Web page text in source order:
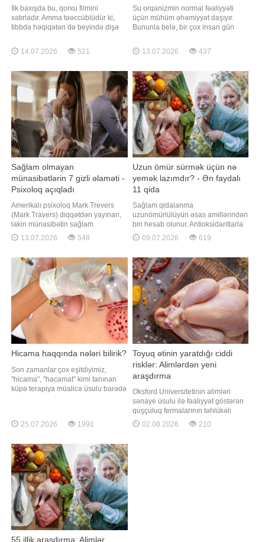
İlk baxışda bu, qorxu filmini
xatırladır. Amma təəccüblüdür ki,
tibbdə həqiqətən də beyində dişə
çox nadir hallar təsvir olunub.
BİG.AZ -a istinadən xəbər verir ki,
Bunun səbəbi adətən teratoma
adlanan çox nadir bir şiş növüdür.
Teratomala
14.07.2026 521
Su orqanizmin normal fəaliyyəti
üçün mühüm əhəmiyyət daşıyır.
Bununla belə, bir çox insan gün
qəbul etmir. Qaynarinfo "BHG"
nəşrinə istinadən xəbər verir ki,
vərdişə çevirməyə kömək edəcək
sadə məsləhətlər bölüşüblər.
Diyetolo
13.07.2026 437
Sağlam olmayan
münasibətlərin 7 gizli əlaməti -
Psixoloq açıqladı
Amerikalı psixoloq Mark Trevers
(Mark Travers) diqqətdən yayınan,
lakin münasibətin sağlam
olmadığını göstərən yeddi əsas
əlaməti sadalayıb. Qaynarinfo-nun
olunan məqaləsində Trevers bildirib
ki, bir çox insan aylarla, hətta illərlə
sağlam olmayan münasibətlərdə
qalır. Onla
13.07.2026 548
Uzun ömür sürmək üçün nə
yemək lazımdır? - Ən faydalı
11 qida
Sağlam qidalanma
uzunömürlülüyün əsas amillərindən
biri hesab olunur. Antioksidantlarla
zəngin qidaların gündəlik rasiona
daxil edilməsi iltihabı azaltmağa,
qorumağa və xroniki xəstəliklərin
inkişaf riskini aşağı salmağa kömək
edə bilər. Qaynarinfo "Verywell
Health"
09.07.2026 619
Hicama haqqında nələri bilirik?
Son zamanlar çox eşitdiyimiz,
"hicama", "hacamat" kimi tanınan
küpə terapiya müalicə üsulu barədə
personal tərəfindən xanımlara və
proseduru tətbiq edilir. Prosedu
25.07.2026 1991
Toyuq ətinin yaratdığı ciddi
risklər: Alimlərdən yeni
araşdırma
Oksford Universitetinin alimləri
sənaye üsulu ilə fəaliyyət göstərən
quşçuluq fermalarının təhlükəli
bakteriyaların yayılması baxımından
ciddi risk daşıya biləcəyini
02.08.2026 210
55 illik araşdırma: Alimlər